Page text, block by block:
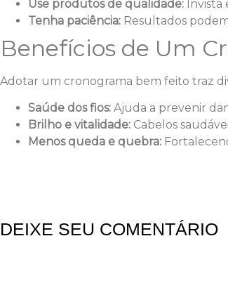
Use produtos de qualidade:
Tenha paciência: Resultados
Benefícios de Um
Adotar um cronograma bem feito traz
Saúde dos fios: Ajuda a prevenir
Brilho e vitalidade: Cabelos
Menos queda e quebra:
DEIXE SEU COMENTÁRIO